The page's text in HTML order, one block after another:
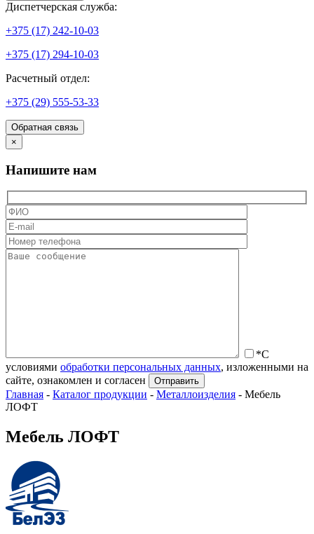
Диспетчерская служба:
+375 (17) 242-10-03
+375 (17) 294-10-03
Расчетный отдел:
+375 (29) 555-53-33
Обратная связь
×
Напишите нам
*С
условиями обработки персональных данных, изложенными на
сайте, ознакомлен и согласен
Главная - Каталог продукции - Металлоизделия - Мебель
ЛОФТ
Мебель ЛОФТ